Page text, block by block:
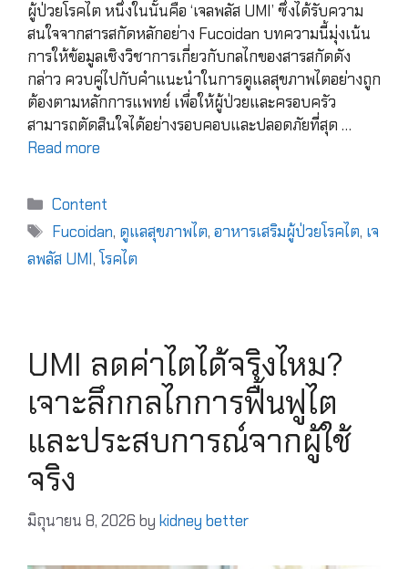
ผู้ป่วยโรคไต หนึ่งในนั้นคือ ‘เจลพลัส UMI’ ซึ่งได้รับความ
สนใจจากสารสกัดหลักอย่าง Fucoidan บทความนี้มุ่งเน้น
การให้ข้อมูลเชิงวิชาการเกี่ยวกับกลไกของสารสกัดดัง
กล่าว ควบคู่ไปกับคำแนะนำในการดูแลสุขภาพไตอย่างถูก
ต้องตามหลักการแพทย์ เพื่อให้ผู้ป่วยและครอบครัว
สามารถตัดสินใจได้อย่างรอบคอบและปลอดภัยที่สุด …
Read more
Content
Fucoidan, ดูแลสุขภาพไต,อาหารเสริมผู้ป่วยโรคไต, เจ
ลพลัส UMI, โรคไต
UMI ลดค่าไตได้จริงไหม?
เจาะลึกกลไกการฟื้นฟูไต
และประสบการณ์จากผู้ใช้
จริง
มิถุนายน 8, 2026 by kidney better